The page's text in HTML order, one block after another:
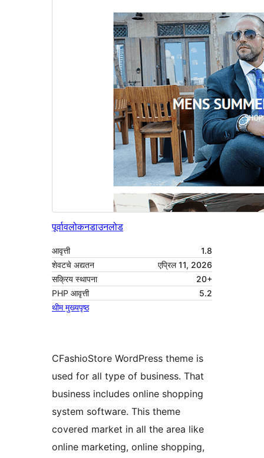
पूर्वावलोकनडाउनलोड
आवृत्ती
1.8
शेवटचे अद्यतन
एप्रिल 11, 2026
सक्रिय स्थापना
20+
PHP आवृत्ती
5.2
थीम मुख्यपृष्ठ
CFashioStore WordPress theme is
used for all type of business. That
business includes online shopping
system software. This theme
covered market in all the area like
online marketing, online shopping,